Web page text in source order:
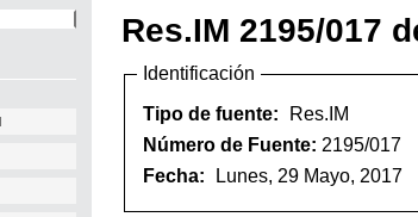
Res.IM 2195/017
Identificación
Tipo de fuente:
Res.IM
Número de Fuente: 2195/017
Fecha:
Lunes, 29 Mayo, 2017